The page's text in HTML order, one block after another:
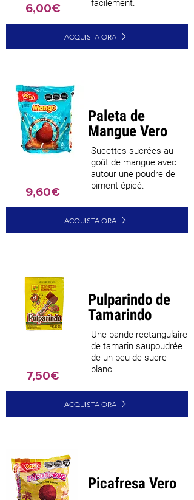
6,00€
facilement.
ACQUISTA ORA
9,60€
Paleta de
Mangue Vero
Sucettes sucrées au
goût de mangue avec
autour une poudre de
piment épicé.
ACQUISTA ORA
7,50€
Pulparindo de
Tamarindo
Une bande rectangulaire
de tamarin saupoudrée
de un peu de sucre
blanc.
ACQUISTA ORA
Picafresa Vero